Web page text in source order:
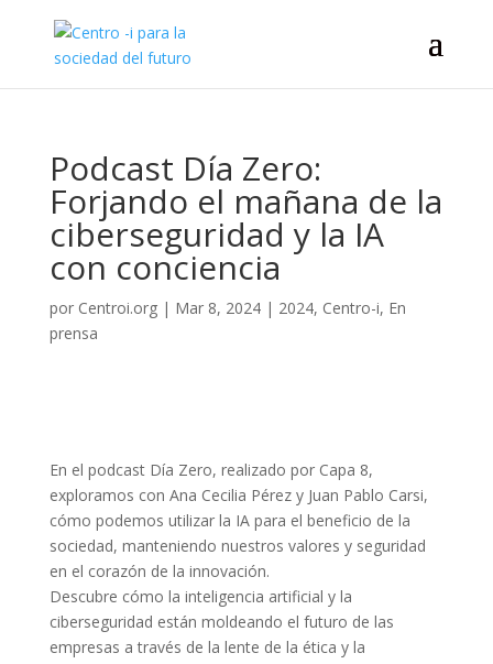
Podcast Día Zero:
Forjando el mañana de la
ciberseguridad y la IA
con conciencia
por Centroi.org| Mar 8, 2024| 2024, Centro-i, En
prensa
En el podcast Día Zero, realizado por Capa 8,
exploramos con Ana Cecilia Pérez y Juan Pablo Carsi,
cómo podemos utilizar la IA para el beneficio de la
sociedad, manteniendo nuestros valores y seguridad
en el corazón de la innovación.
Descubre cómo la inteligencia artificial y la
ciberseguridad están moldeando el futuro de las
empresas a través de la lente de la ética y la